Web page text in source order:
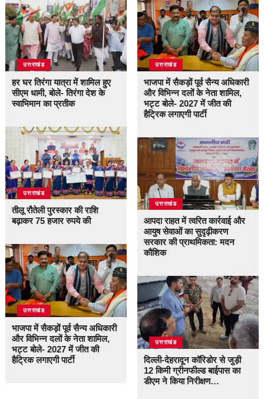
उत्तराखंड
हर घर तिरंगा यात्रा में शामिल हुए
सीएम धामी, बोले- तिरंगा देश के
स्वाभिमान का प्रतीक
उत्तराखंड
तीलू रौतेली पुरस्कार की राशि
बढ़ाकर 75 हजार रुपये की
उत्तराखंड
भाजपा में सैकड़ों पूर्व सैन्य अधिकारी
और विभिन्न दलों के नेता शामिल,
भट्ट बोले- 2027 में जीत की
हैट्रिक लगाएगी पार्टी
उत्तराखंड
भाजपा में सैकड़ों पूर्व सैन्य अधिकारी
और विभिन्न दलों के नेता शामिल,
भट्ट बोले- 2027 में जीत की
हैट्रिक लगाएगी पार्टी
उत्तराखंड
आपदा राहत में त्वरित कार्रवाई और
आयुष सेवाओं का सुदृढ़ीकरण
सरकार की प्राथमिकता: मदन
कौशिक
उत्तराखंड
दिल्ली-देहरादून कॉरिडोर से जुड़ी
12 किमी ग्रीनफील्ड बाईपास का
डीएम ने किया निरीक्षण…